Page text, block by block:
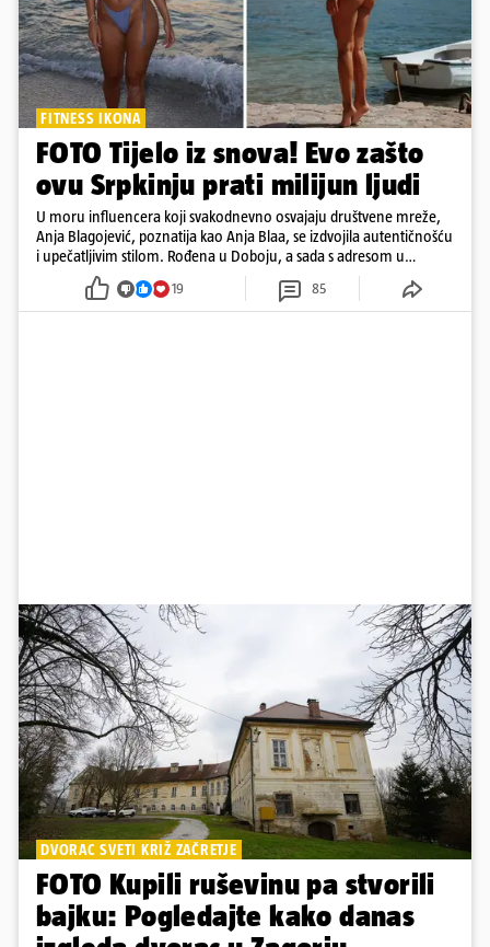
FITNESS IKONA
FOTO Tijelo iz snova! Evo zašto
ovu Srpkinju prati milijun ljudi
U moru influencera koji svakodnevno osvajaju društvene mreže,
Anja Blagojević, poznatija kao Anja Blaa, se izdvojila autentičnošću
i upečatljivim stilom. Rođena u Doboju, a sada s adresom u
Dubaiju, Anja je spoj glamura, discipline i mladenačke energije
19 85
DVORAC SVETI KRIŽ ZAČRETJE
FOTO Kupili ruševinu pa stvorili
bajku: Pogledajte kako danas